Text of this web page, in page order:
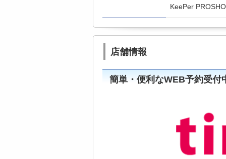
KeePer
店舗情報
簡単・便利なWEB予約受付